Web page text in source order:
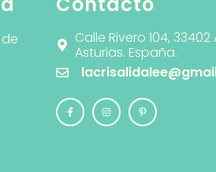
Calle Rivero 104, 33402
Asturias. España.